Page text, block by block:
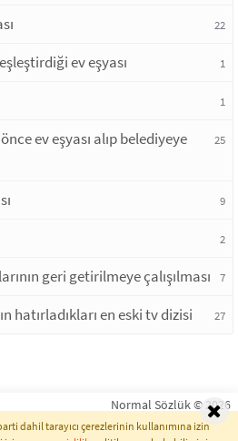
22
ev eşyası 1
1
ev eşyası alıp belediyeye
25
9
2
geri getirilmeye çalışılması 7
hatırladıkları en eski tv dizisi 27
Normal Sözlük © 2026
dahil tarayıcı çerezlerinin kullanımına izin